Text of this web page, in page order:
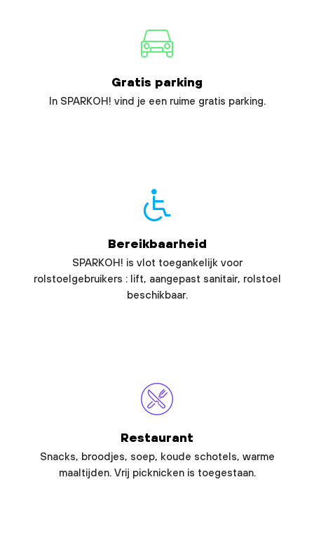
Gratis parking
In SPARKOH! vind je een ruime gratis parking.
Bereikbaarheid
SPARKOH! is vlot toegankelijk voor
rolstoelgebruikers : lift, aangepast sanitair, rolstoel
beschikbaar.
Restaurant
Snacks, broodjes, soep, koude schotels, warme
maaltijden. Vrij picknicken is toegestaan.